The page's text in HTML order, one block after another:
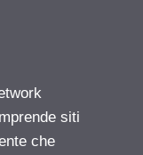
siti
che